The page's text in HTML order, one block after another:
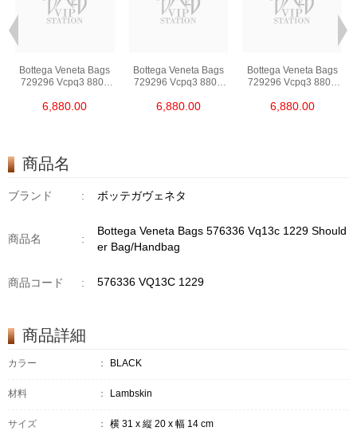
Bottega Veneta Bags
729296 Vcpq3 8803
Bag/Crossbody Bag
6,880.00
Bottega Veneta Bags
729296 Vcpq3 8803
Bag/Crossbody Bag
6,880.00
Bottega Veneta Bags
729296 Vcpq3 8803
Bag/Crossbody Bag
6,880.00
商品名
ブランド : ボッテガヴェネタ
商品名 :
Bottega Veneta Bags 576336 Vq13c 1229 Should
er Bag/Handbag
商品コード : 576336 VQ13C 1229
商品詳細
カラー ： BLACK
材料 ： Lambskin
サイズ ： 横 31 x 縦 20 x 幅 14 cm